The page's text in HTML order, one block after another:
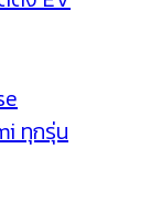
ทุกรุ่น